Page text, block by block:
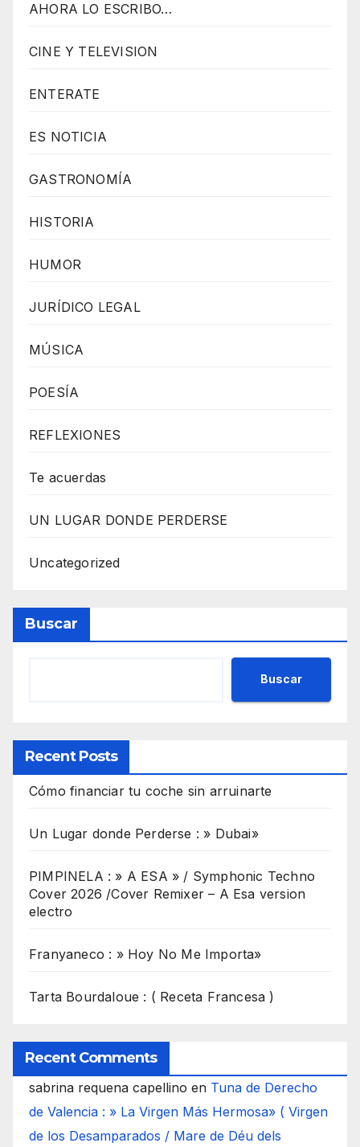
AHORA LO ESCRIBO…
CINE Y TELEVISION
ENTERATE
ES NOTICIA
GASTRONOMÍA
HISTORIA
HUMOR
JURÍDICO LEGAL
MÚSICA
POESÍA
REFLEXIONES
Te acuerdas
UN LUGAR DONDE PERDERSE
Uncategorized
Buscar
Buscar
Recent Posts
Cómo financiar tu coche sin arruinarte
Un Lugar donde Perderse : » Dubai»
PIMPINELA : » A ESA » / Symphonic Techno
Cover 2026 /Cover Remixer – A Esa version
electro
Franyaneco : » Hoy No Me Importa»
Tarta Bourdaloue : ( Receta Francesa )
Recent Comments
sabrina requena capellino en Tuna de Derecho
de Valencia : » La Virgen Más Hermosa» ( Virgen
de los Desamparados / Mare de Déu dels